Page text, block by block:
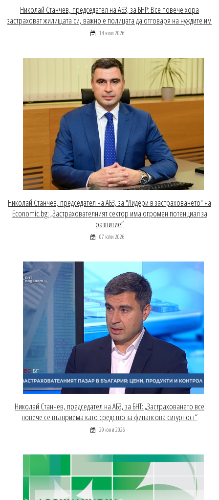
Николай Станчев, председател на АБЗ, за БНР: Все повече хора
застраховат жилищата си, важно е полицата да отговаря на нуждите им
14 юли 2026
Николай Станчев, председател на АБЗ, за "Лидери в застраховането" на
Economic.bg: „Застрахователният сектор има огромен потенциал за
развитие“
07 юли 2026
Николай Станчев, председател на АБЗ, за БНТ: „Застраховането все
повече се възприема като средство за финансова сигурност“
29 юни 2026